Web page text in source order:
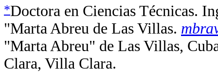
*Doctora en Ciencias Técnicas.
"Marta Abreu de Las Villas.
"Marta Abreu" de Las Villas,
Clara, Villa Clara.